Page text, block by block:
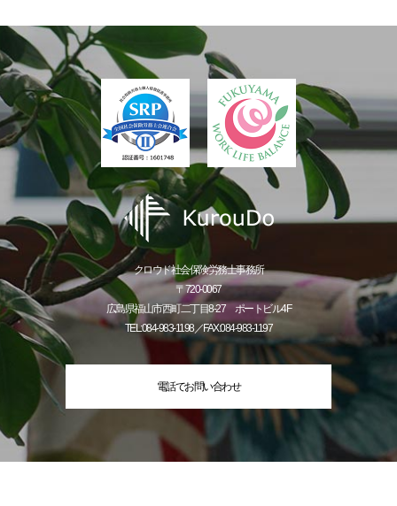
クロウド社会保険労務士事務所
〒720-0067
広島県福山市西町二丁目8-27 ポートビル4F
TEL:084-983-1198／FAX:084-983-1197
電話でお問い合わせ